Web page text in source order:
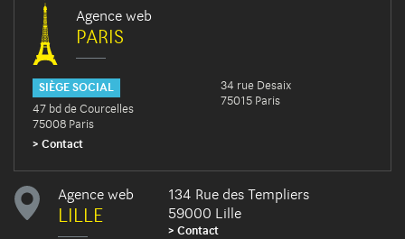
Agence web
PARIS
SIÈGE SOCIAL
47 bd de Courcelles
75008 Paris
34 rue Desaix
75015 Paris
Contact
Agence web
LILLE
134 Rue des Templiers
59000 Lille
Contact